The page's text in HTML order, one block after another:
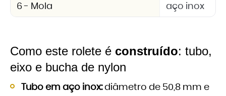
6 - Mola aço inox
Como este rolete é construído: tubo,
eixo e bucha de nylon
Tubo em aço inox:diâmetro de 50,8 mm e